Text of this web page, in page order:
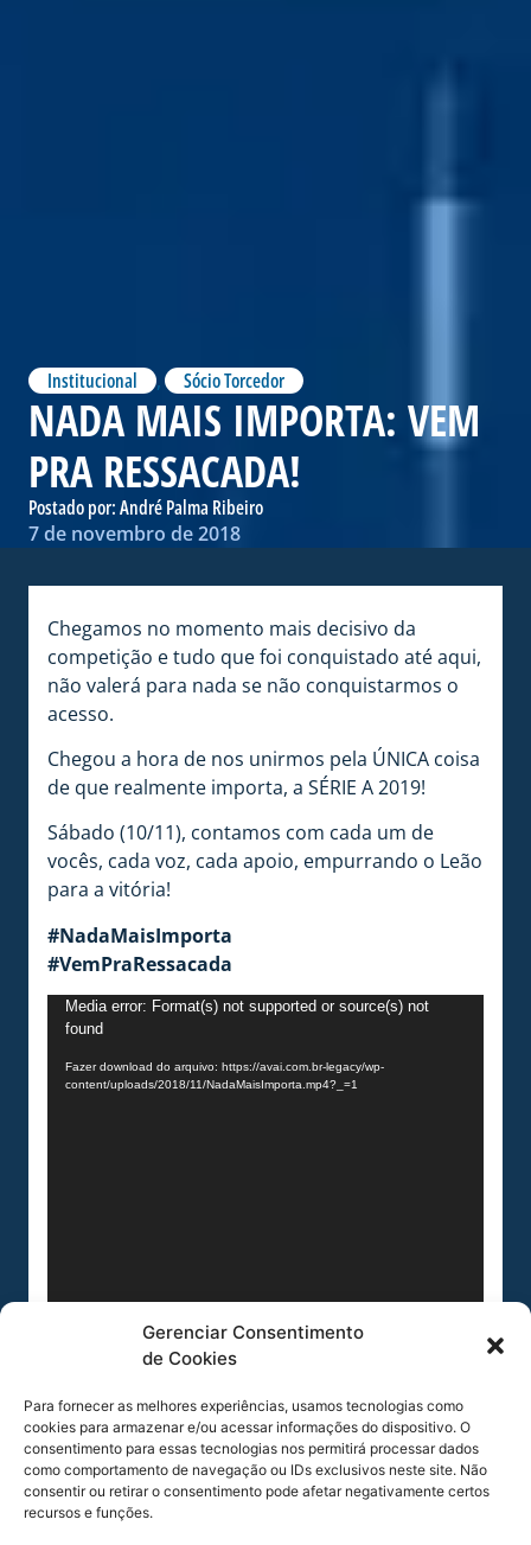
Gerenciar Consentimento
de Cookies
Para fornecer as melhores experiências, usamos tecnologias como
cookies para armazenar e/ou acessar informações do dispositivo. O
consentimento para essas tecnologias nos permitirá processar dados
como comportamento de navegação ou IDs exclusivos neste site. Não
consentir ou retirar o consentimento pode afetar negativamente certos
recursos e funções.
Institucional , Sócio Torcedor
NADA MAIS IMPORTA: VEM
PRA RESSACADA!
Postado por:André Palma Ribeiro
7 de novembro de 2018
Chegamos no momento mais decisivo da
competição e tudo que foi conquistado até aqui,
não valerá para nada se não conquistarmos o
acesso.
Chegou a hora de nos unirmos pela ÚNICA coisa
de que realmente importa, a SÉRIE A 2019!
Sábado (10/11), contamos com cada um de
vocês, cada voz, cada apoio, empurrando o Leão
para a vitória!
#NadaMaisImporta
#VemPraRessacada
Tocador
de
vídeo
Media error: Format(s) not supported or source(s) not
found
Fazer download do arquivo: https://avai.com.br-legacy/wp-
content/uploads/2018/11/NadaMaisImporta.mp4?_=1
COMPARTILHE ESSA NOTÍCIA